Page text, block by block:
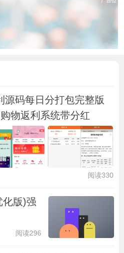
源码每日分打包完整版
物返利系统带分红
阅读330
化版)强
阅读296